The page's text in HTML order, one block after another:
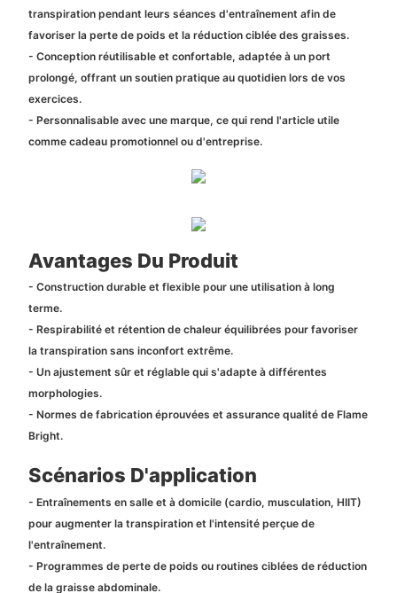
transpiration pendant leurs séances d'entraînement afin de
favoriser la perte de poids et la réduction ciblée des graisses.
- Conception réutilisable et confortable, adaptée à un port
prolongé, offrant un soutien pratique au quotidien lors de vos
exercices.
- Personnalisable avec une marque, ce qui rend l'article utile
comme cadeau promotionnel ou d'entreprise.
Avantages Du Produit
- Construction durable et flexible pour une utilisation à long
terme.
- Respirabilité et rétention de chaleur équilibrées pour favoriser
la transpiration sans inconfort extrême.
- Un ajustement sûr et réglable qui s'adapte à différentes
morphologies.
- Normes de fabrication éprouvées et assurance qualité de Flame
Bright.
Scénarios D'application
- Entraînements en salle et à domicile (cardio, musculation, HIIT)
pour augmenter la transpiration et l'intensité perçue de
l'entraînement.
- Programmes de perte de poids ou routines ciblées de réduction
de la graisse abdominale.